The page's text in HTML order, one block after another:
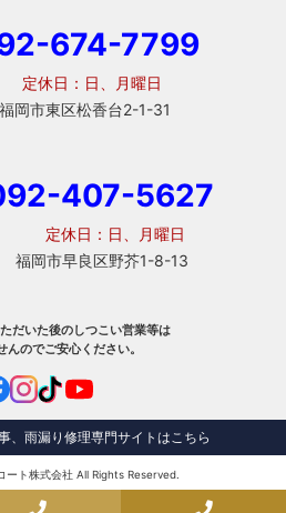
674-7799
日、月曜日
区松香台2-1-31
407-5627
日、月曜日
区野芥1-8-13
だいた後のしつこい営業等は
んのでご安心ください。
、雨漏り修理専門サイトはこちら
ート株式会社All Rights Reserved.